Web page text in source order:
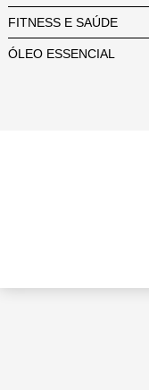
FITNESS E SAÚDE
ÓLEO ESSENCIAL